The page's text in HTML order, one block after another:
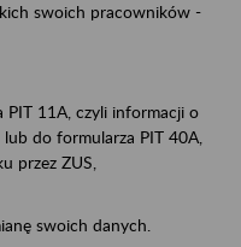
swoich pracowników -
PIT 11A, czyli informacji o
do formularza PIT 40A,
przez ZUS,
swoich danych.